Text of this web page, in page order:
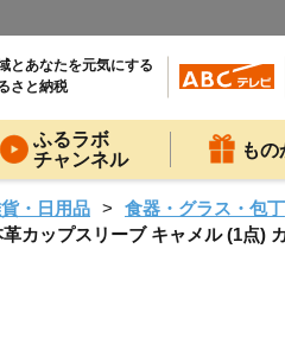
とあなたを元気にする
さと納税
ふるラボ
チャンネル
も
・日用品
食器・グラス・包丁
カップスリーブ キャメル (1点)